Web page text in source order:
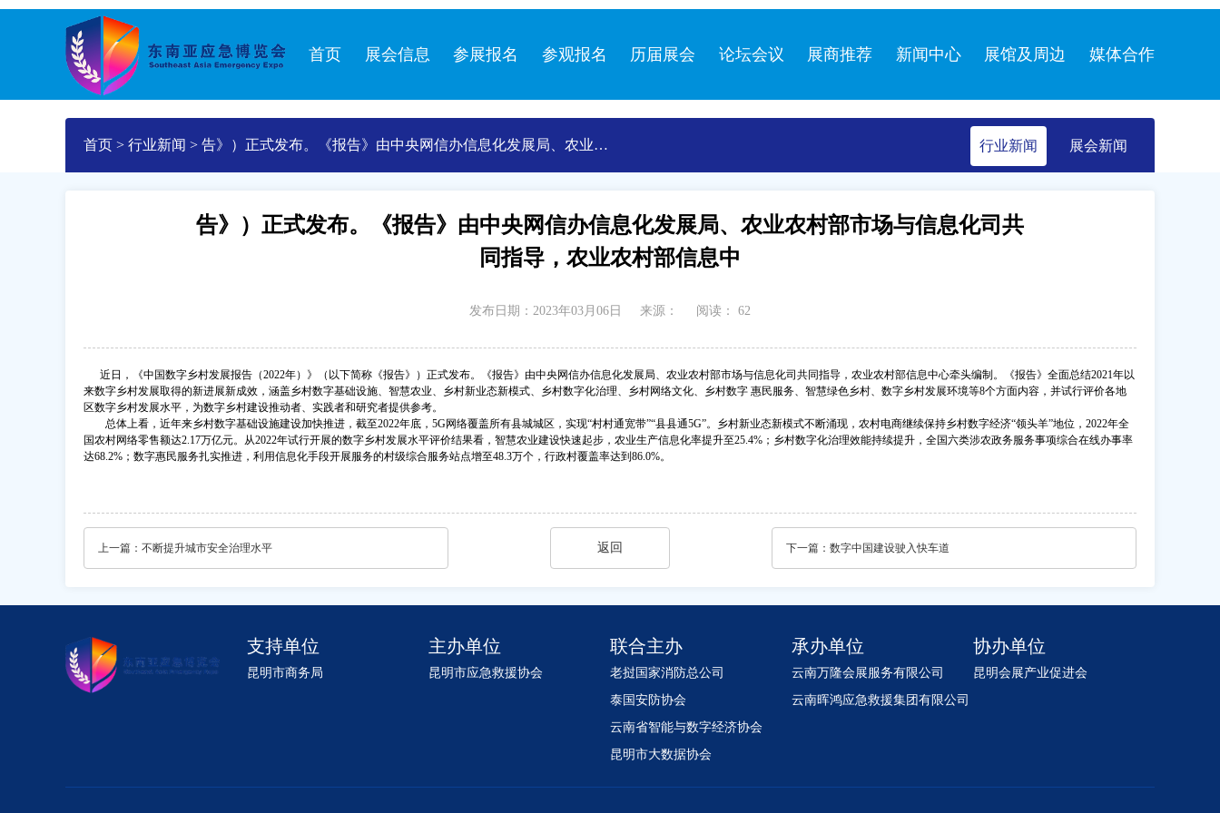
首页 展会信息 参展报名 参观报名 历届展会 论坛会议 展商推荐 新闻中心 展馆及周边 媒体合作
首页 > 行业新闻 > 告》）正式发布。《报告》由中央网信办信息化发展局、农业农
行业新闻 展会新闻
告》）正式发布。《报告》由中央网信办信息化发展局、农业农村部市场与信息化司共
同指导，农业农村部信息中
发布日期：2023年03月06日 来源： 阅读： 62
近日，《中国数字乡村发展报告（2022年）》（以下简称《报告》）正式发布。《报告》由中央网信办信息化发展局、农业农村部市场与信息化司共同指导，农业农村部信息中心牵头编制。《报告》全面总结2021年以
来数字乡村发展取得的新进展新成效，涵盖乡村数字基础设施、智慧农业、乡村新业态新模式、乡村数字化治理、乡村网络文化、乡村数字 惠民服务、智慧绿色乡村、数字乡村发展环境等8个方面内容，并试行评价各地
区数字乡村发展水平，为数字乡村建设推动者、实践者和研究者提供参考。
总体上看，近年来乡村数字基础设施建设加快推进，截至2022年底，5G网络覆盖所有县城城区，实现“村村通宽带”“县县通5G”。乡村新业态新模式不断涌现，农村电商继续保持乡村数字经济“领头羊”地位，2022年全
国农村网络零售额达2.17万亿元。从2022年试行开展的数字乡村发展水平评价结果看，智慧农业建设快速起步，农业生产信息化率提升至25.4%；乡村数字化治理效能持续提升，全国六类涉农政务服务事项综合在线办事率
达68.2%；数字惠民服务扎实推进，利用信息化手段开展服务的村级综合服务站点增至48.3万个，行政村覆盖率达到86.0%。
上一篇： 不断提升城市安全治理水平 返回 下一篇： 数字中国建设驶入快车道
支持单位
昆明市商务局
主办单位
昆明市应急救援协会
联合主办
老挝国家消防总公司
泰国安防协会
云南省智能与数字经济协会
昆明市大数据协会
承办单位
云南万隆会展服务有限公司
云南晖鸿应急救援集团有限公司
协办单位
昆明会展产业促进会